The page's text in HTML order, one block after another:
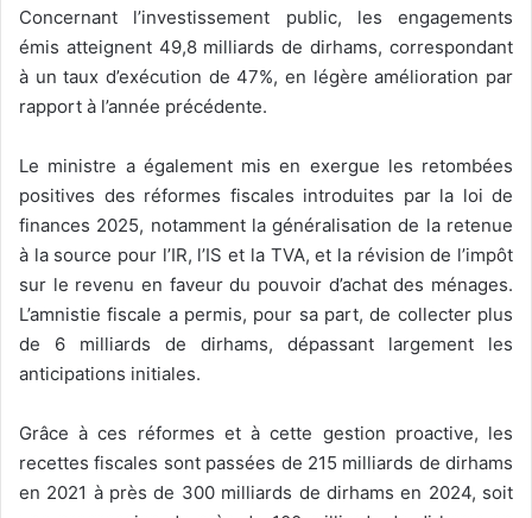
Concernant l’investissement public, les engagements
émis atteignent 49,8 milliards de dirhams, correspondant
à un taux d’exécution de 47%, en légère amélioration par
rapport à l’année précédente.
Le ministre a également mis en exergue les retombées
positives des réformes fiscales introduites par la loi de
finances 2025, notamment la généralisation de la retenue
à la source pour l’IR, l’IS et la TVA, et la révision de l’impôt
sur le revenu en faveur du pouvoir d’achat des ménages.
L’amnistie fiscale a permis, pour sa part, de collecter plus
de 6 milliards de dirhams, dépassant largement les
anticipations initiales.
Grâce à ces réformes et à cette gestion proactive, les
recettes fiscales sont passées de 215 milliards de dirhams
en 2021 à près de 300 milliards de dirhams en 2024, soit